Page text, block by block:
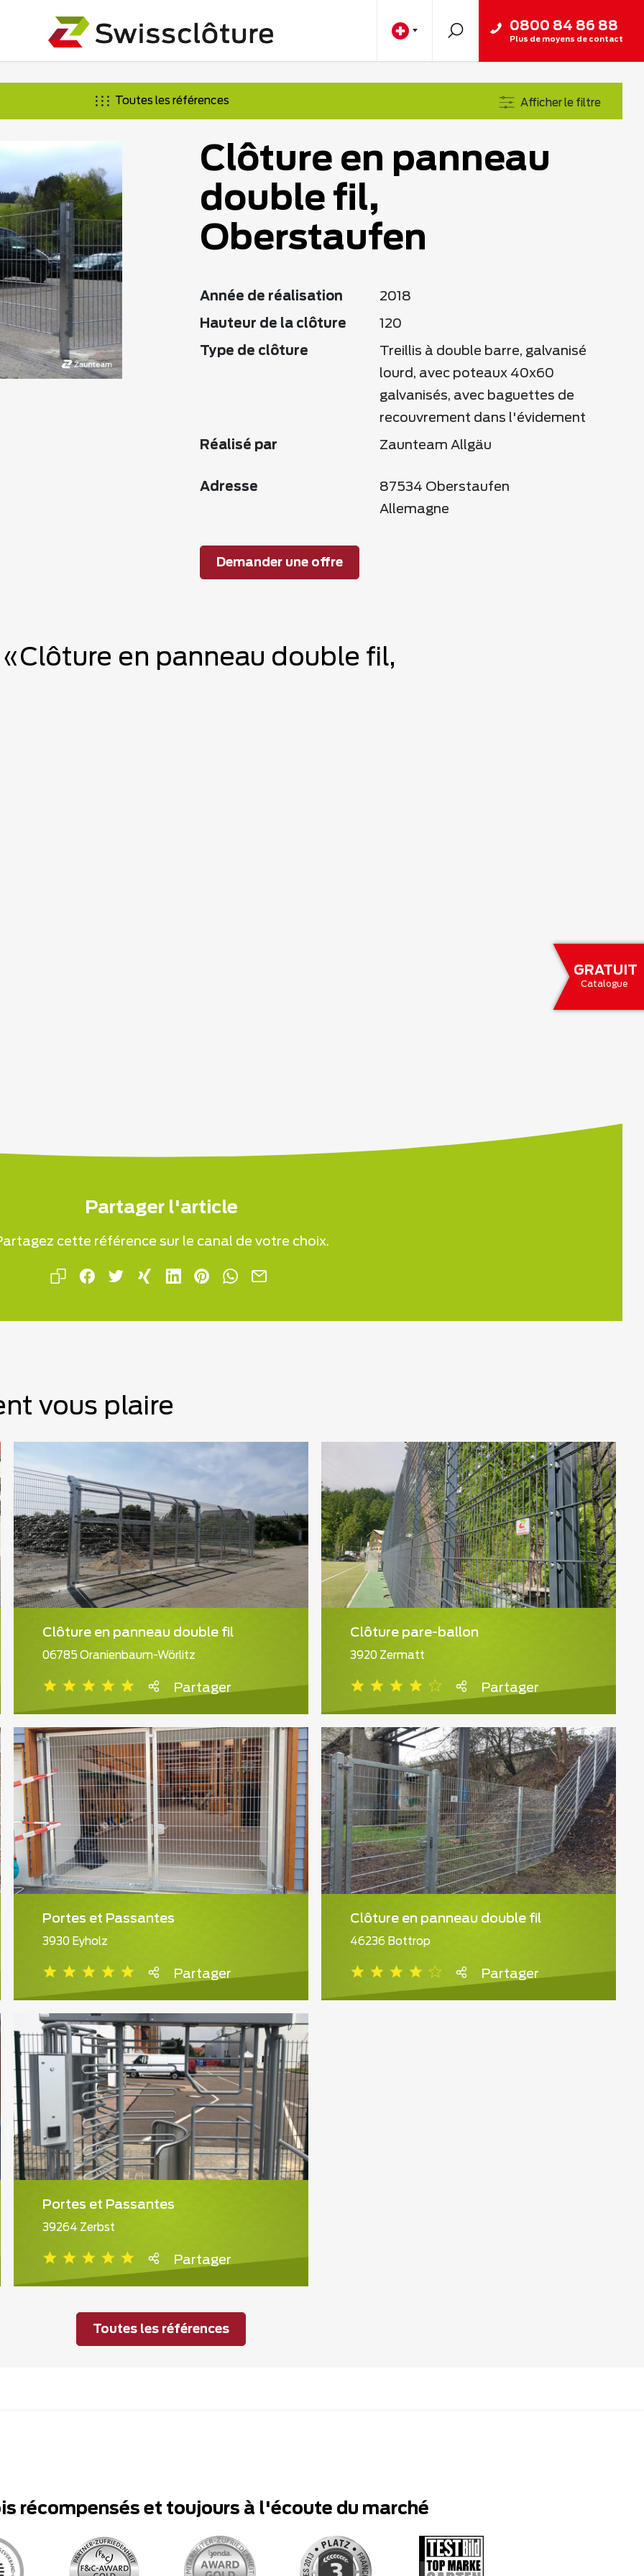
GRATUIT
Catalogue
0800 84 86 88
Plus de moyens de contact
Toutes les références Afficher le filtre
Clôture en panneau
double fil,
Oberstaufen
Année de réalisation 2018
Hauteur de la clôture 120
Type de clôture
Treillis à double barre, galvanisé
lourd, avec poteaux 40x60
galvanisés, avec baguettes de
recouvrement dans l'évidement
Réalisé par Zaunteam Allgäu
Adresse
87534 Oberstaufen
Allemagne
Demander une offre
en panneau double fil,
Partager l'article
cette référence sur le canal de votre choix.
vous plaire
Clôture en panneau double fil
06785 Oranienbaum-Wörlitz
Partager
Clôture pare-ballon
3920 Zermatt
Partager
Portes et Passantes
3930 Eyholz
Partager
Clôture en panneau double fil
46236 Bottrop
Partager
Portes et Passantes
39264 Zerbst
Partager
Toutes les références
récompensés et toujours à l'écoute du marché